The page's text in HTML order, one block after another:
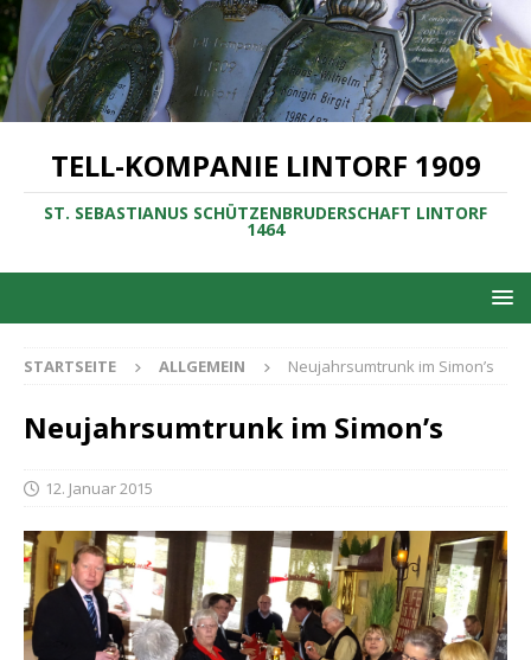
TELL-KOMPANIE LINTORF 1909
ST. SEBASTIANUS SCHÜTZENBRUDERSCHAFT LINTORF
1464
STARTSEITE ALLGEMEIN Neujahrsumtrunk im Simon’s
Neujahrsumtrunk im Simon’s
12. Januar 2015